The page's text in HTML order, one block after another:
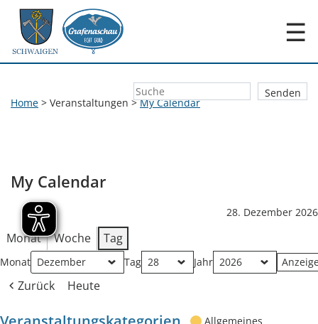
☰
Home > Veranstaltungen >My Calendar
My Calendar
28. Dezember 2026
Monat Woche Tag
Monat Tag Jahr
Zurück Heute
Allgemeines